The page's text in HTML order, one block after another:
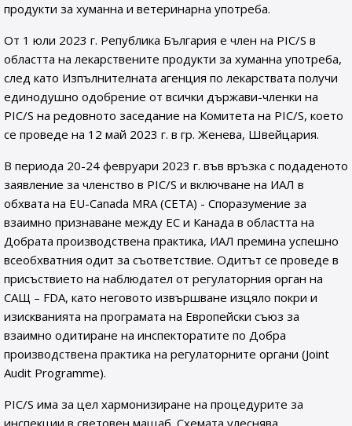
продукти за хуманна и ветеринарна употреба.
От 1 юли 2023 г. Република България е член на PIC/S в
областта на лекарствените продукти за хуманна употреба,
след като Изпълнителната агенция по лекарствата получи
единодушно одобрение от всички държави-членки на
PIC/S на редовното заседание на Комитета на PIC/S, което
се проведе на 12 май 2023 г. в гр. Женева, Швейцария.
В периода 20-24 февруари 2023 г. във връзка с подаденото
заявление за членство в PIC/S и включване на ИАЛ в
обхвата на EU-Canada MRA (CETA) - Споразумение за
взаимно признаване между ЕС и Канада в областта на
Добрата производствена практика, ИАЛ премина успешно
всеобхватния одит за съответствие. Oдитът се проведе в
присъствието на наблюдател от регулаторния орган на
САЩ – FDA, като неговото извършване изцяло покри и
изискванията на програмата на Европейски съюз за
взаимно одитиране на инспекторатите по Добра
производствена практика на регулаторните органи (Joint
Audit Programme).
PIC/S има за цел хармонизиране на процедурите за
инспекции в световен мащаб. Схемата улеснява